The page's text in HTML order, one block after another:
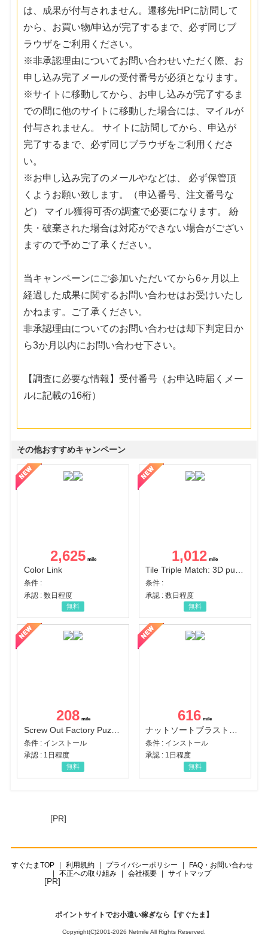
は、成果が付与されません。遷移先HPに訪問して
から、お買い物/申込が完了するまで、必ず同じブ
ラウザをご利用ください。
※非承認理由についてお問い合わせいただく際、お
申し込み完了メールの受付番号が必須となります。
※サイトに移動してから、お申し込みが完了するま
での間に他のサイトに移動した場合には、マイルが
付与されません。 サイトに訪問してから、申込が
完了するまで、必ず同じブラウザをご利用くださ
い。
※お申し込み完了のメールやなどは、 必ず保管頂
くようお願い致します。（申込番号、注文番号な
ど） マイル獲得可否の調査で必要になります。 紛
失・破棄された場合は対応ができない場合がござい
ますので予めご了承ください。
当キャンペーンにご参加いただいてから6ヶ月以上
経過した成果に関するお問い合わせはお受けいたし
かねます。ご了承ください。
非承認理由についてのお問い合わせは却下判定日か
ら3か月以内にお問い合わせ下さい。
【調査に必要な情報】受付番号（お申込時届くメー
ルに記載の16桁）
その他おすすめキャンペーン
2,625
Color Link
条件 :
承認 : 数日程度
無料
1,012
Tile Triple Match: 3D puzzle
条件 :
承認 : 数日程度
無料
208
Screw Out Factory Puzzle 3D（経験値バーのマイルストーンを5にする（ユーザーレベル5に到達する））（Android）
条件 : インストール
承認 : 1日程度
無料
616
条件 : インストール
承認 : 1日程度
無料
[PR]
すぐたまTOP 利用規約 プライバシーポリシー
FAQ・お問い合わせ
不正への取り組み
会社概要 サイトマップ
[PR]
ポイントサイトでお小遣い稼ぎなら【すぐたま】
Copyright(C)2001-2026 Netmile All Rights Reserved.